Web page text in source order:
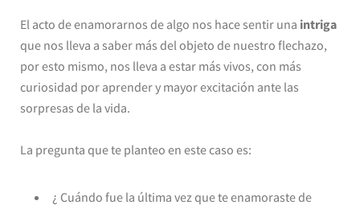
El acto de enamorarnos de algo nos hace sentir una intriga
que nos lleva a saber más del objeto de nuestro flechazo,
por esto mismo, nos lleva a estar más vivos, con más
curiosidad por aprender y mayor excitación ante las
sorpresas de la vida.
La pregunta que te planteo en este caso es:
¿ Cuándo fue la última vez que te enamoraste de